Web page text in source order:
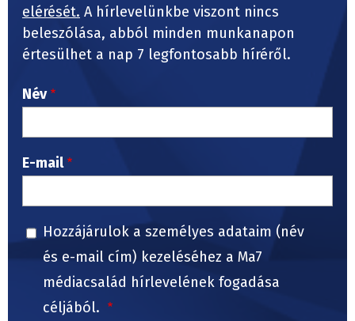
elérését. A hírlevelünkbe viszont nincs
beleszólása, abból minden munkanapon
értesülhet a nap 7 legfontosabb híréről.
Név
E-mail
Hozzájárulok a személyes adataim (név
és e-mail cím) kezeléséhez a Ma7
médiacsalád hírlevelének fogadása
céljából.